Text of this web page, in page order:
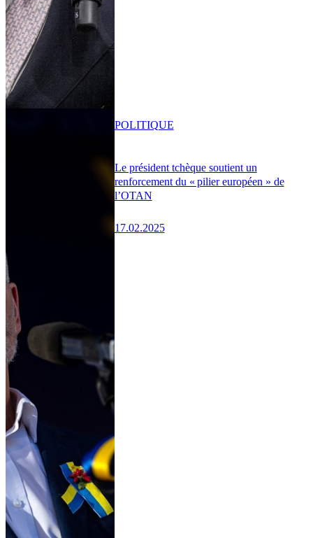
Le président tchèque soutient un
renforcement du « pilier européen » de
l’OTAN
17.02.2025
POLITIQUE